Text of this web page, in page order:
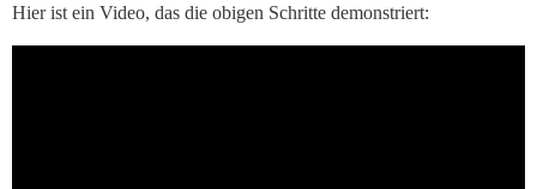
Hier ist ein Video, das die obigen Schritte demonstriert: